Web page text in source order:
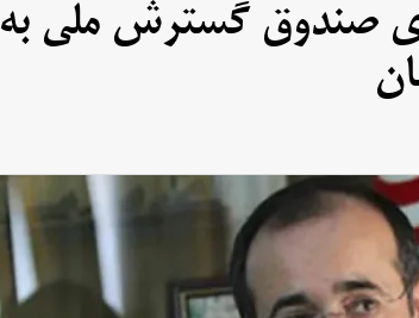
میلیون دلاری صندوق گسترش ملی به